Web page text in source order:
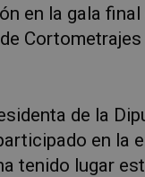
en la gala
de la
en la
tenido lugar